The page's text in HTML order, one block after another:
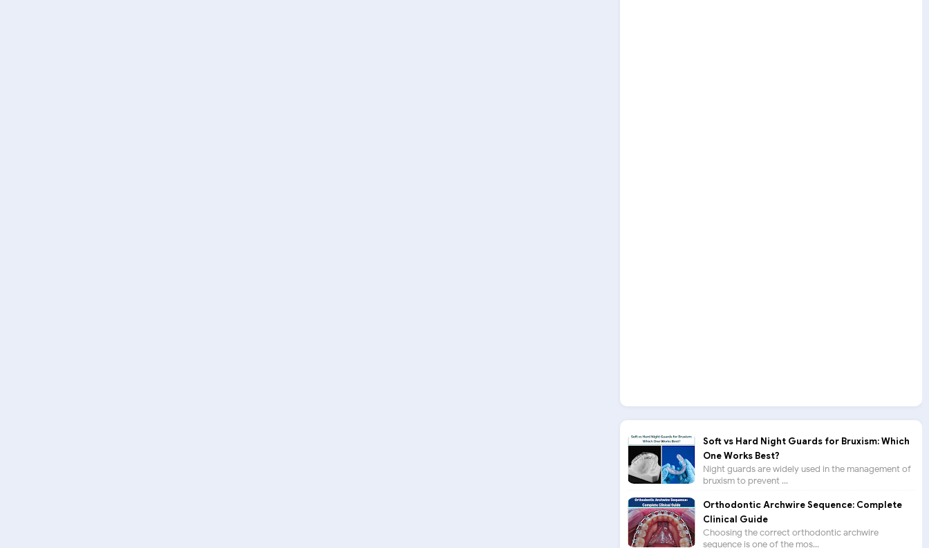
Soft vs Hard Night Guards for Bruxism: Which
One Works Best?
Night guards are widely used in the management of
bruxism to prevent ...
Orthodontic Archwire Sequence: Complete
Clinical Guide
Choosing the correct orthodontic archwire
sequence is one of the mos...